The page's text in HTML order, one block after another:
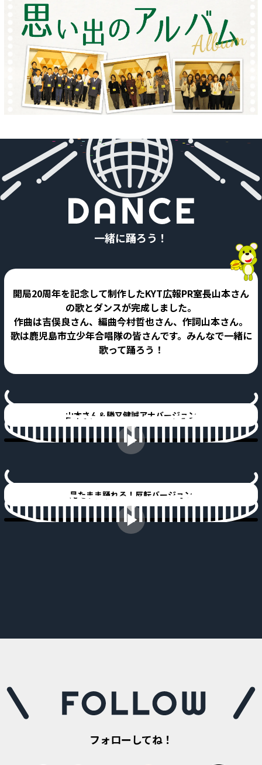
一緒に踊ろう！
開局20周年を記念して制作したKYT広報PR室長山本さん
の歌とダンスが完成しました。
作曲は吉俣良さん、編曲今村哲也さん、作詞山本さん。
歌は鹿児島市立少年合唱隊の皆さんです。みんなで一緒に
歌って踊ろう！
山本さん＆勝又健誠アナバージョン
見たまま踊れる！反転バージョン
フォローしてね！